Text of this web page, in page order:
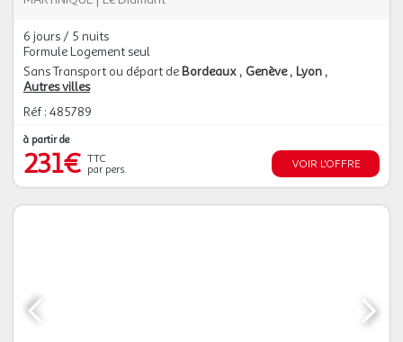
6 jours / 5 nuits
Formule Logement seul
Sans Transport ou départ de Bordeaux Genève Lyon
Autres villes
Réf : 485789
à partir de
231€ TTC
par pers.
VOIR L'OFFRE